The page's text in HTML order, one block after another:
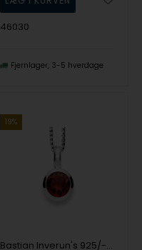
46030
Fjernlager 3-5 hverdage
19%
Bastian Inverun's 925/- Vedhæng blank, Granat 1,40ct